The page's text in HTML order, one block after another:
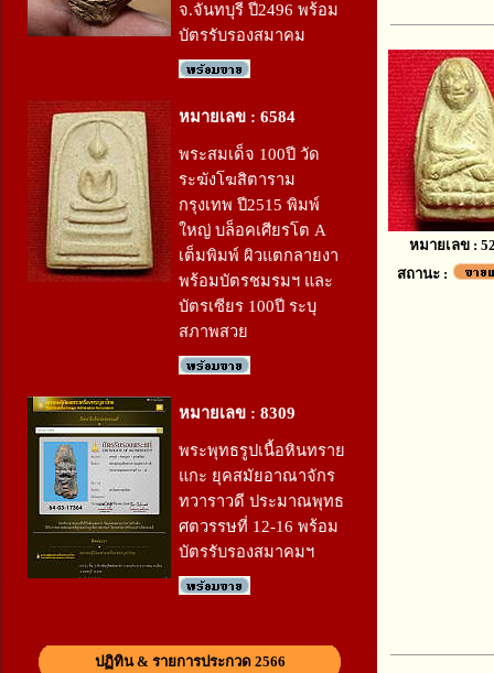
จ.จันทบุรี ปี2496 พร้อม
บัตรรับรองสมาคม
หมายเลข : 6584
พระสมเด็จ 100ปี วัด
ระฆังโฆสิตาราม
กรุงเทพ ปี2515 พิมพ์
ใหญ่ บล็อคเศียรโต A
เต็มพิมพ์ ผิวแตกลายงา
พร้อมบัตรชมรมฯ และ
บัตรเซียร 100ปี ระบุ
สภาพสวย
หมายเลข : 8309
พระพุทธรูปเนื้อหินทราย
แกะ ยุคสมัยอาณาจักร
ทวาราวดี ประมาณพุทธ
ศตวรรษที่ 12-16 พร้อม
บัตรรับรองสมาคมฯ
ปฏิทิน & รายการประกวด 2566
หมายเลข :
สถานะ :